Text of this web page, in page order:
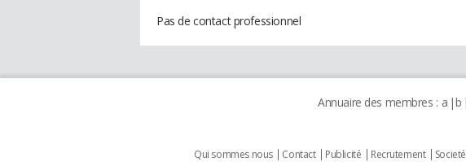
Pas de contact professionnel
Annuaire des membres : a b
Qui sommes nous Contact Publicité Recrutement Societé